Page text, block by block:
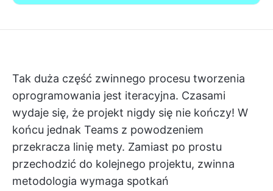
Tak duża część zwinnego procesu tworzenia
oprogramowania jest iteracyjna. Czasami
wydaje się, że projekt nigdy się nie kończy! W
końcu jednak Teams z powodzeniem
przekracza linię mety. Zamiast po prostu
przechodzić do kolejnego projektu, zwinna
metodologia wymaga spotkań